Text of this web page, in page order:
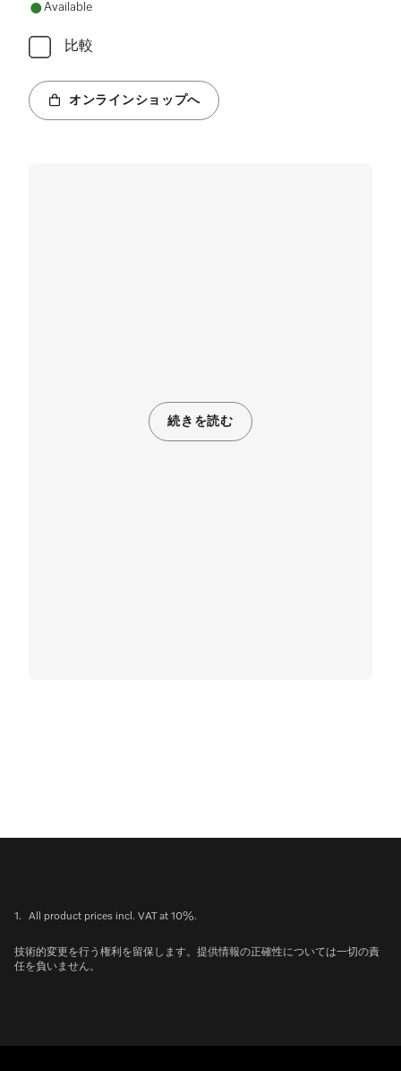
Available
比較
オンラインショップへ
続きを読む
1. All product prices incl. VAT at 10%.
技術的変更を行う権利を留保します。提供情報の正確性については一切の責
任を負いません。